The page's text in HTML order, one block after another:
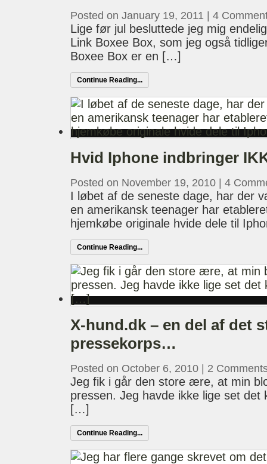
Posted on January 19, 2011 4
Lige før jul besluttede jeg mig
Link Boxee Box, som jeg også
Boxee Box er en […]
Continue Reading...
Hvid Iphone indbringer
Posted on November 19, 2010 4
I løbet af de seneste dage, har der
en amerikansk teenager har
hjemkøbe originale hvide dele til
Continue Reading...
X-hund.dk – en del af det
pressekorps…
Posted on October 6, 2010 2
Jeg fik i går den store ære, at min
pressen. Jeg havde ikke lige set
[…]
Continue Reading...